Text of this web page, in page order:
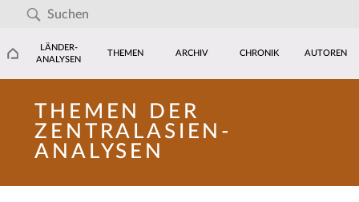
LÄNDER-
ANALYSEN
THEMEN ARCHIV CHRONIK AUTOREN
THEMEN DER
ZENTRALASIEN-
ANALYSEN